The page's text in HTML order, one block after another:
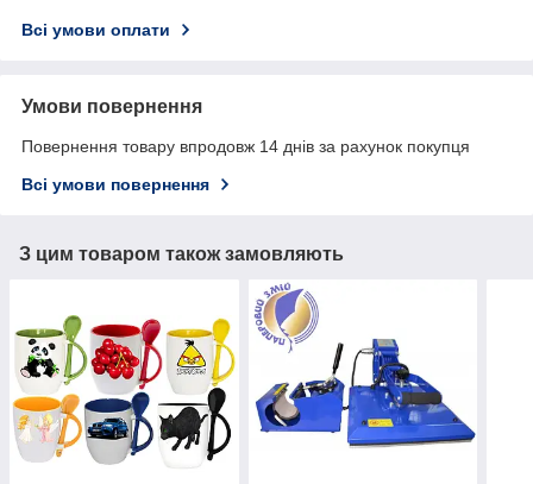
Всі умови оплати
Умови повернення
Повернення товару впродовж 14 днів за рахунок покупця
Всі умови повернення
З цим товаром також замовляють